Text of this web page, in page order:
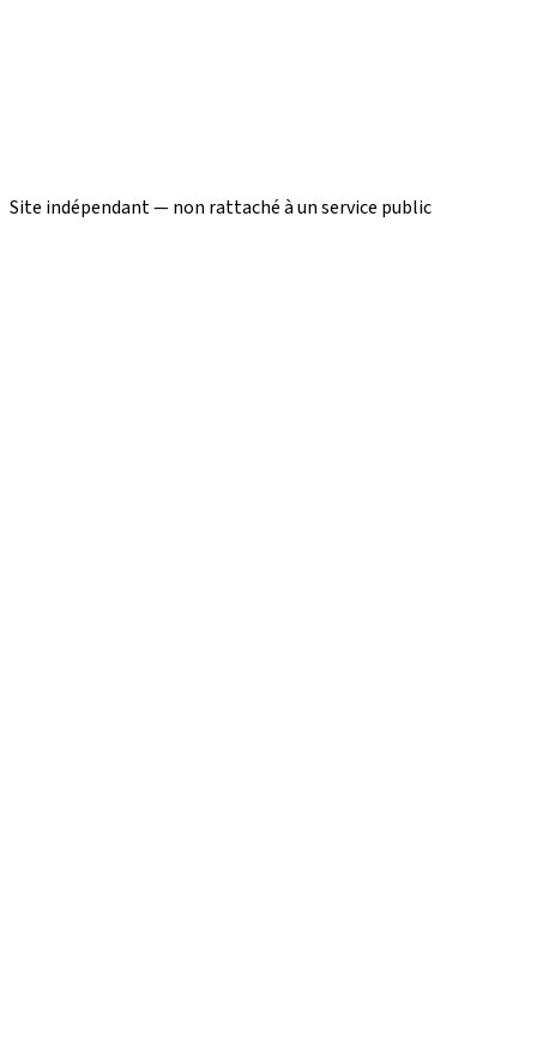
Site indépendant — non rattaché à un service public